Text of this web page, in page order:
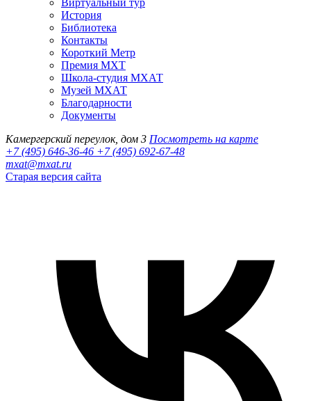
Виртуальный тур
История
Библиотека
Контакты
Короткий Метр
Премия МХТ
Школа-студия МХАТ
Музей МХАТ
Благодарности
Документы
Камергерский переулок, дом 3 Посмотреть на карте
+7 (495) 646-36-46 +7 (495) 692-67-48‬
mxat@mxat.ru
Старая версия сайта